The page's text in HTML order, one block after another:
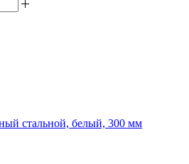
стальной, белый, 300 мм